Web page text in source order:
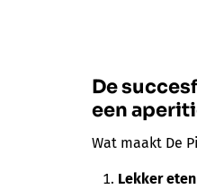
De
een
Wat maakt De
Lekker